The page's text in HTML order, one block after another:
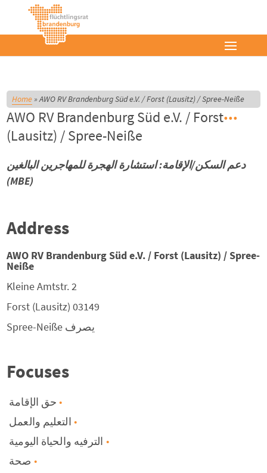
Home»AWO RV Brandenburg Süd e.V. / Forst (Lausitz) / Spree-Neiße
AWO RV Brandenburg Süd e.V. / Forst
(Lausitz) / Spree-Neiße
دعم السكن/الإقامة: استشارة الهجرة للمهاجرين البالغين
(MBE)
Address
AWO RV Brandenburg Süd e.V. / Forst (Lausitz) / Spree-
Neiße
Kleine Amtstr. 2
03149
Forst (Lausitz)
يصرف Spree-Neiße
Focuses
حق الإقامة
التعليم والعمل
الترفيه والحياة اليومية
صحة